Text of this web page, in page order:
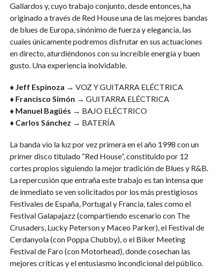
Gallardos y, cuyo trabajo conjunto, desde entonces, ha
originado a través de Red House una de las mejores bandas
de blues de Europa, sinónimo de fuerza y elegancia, las
cuales únicamente podremos disfrutar en sus actuaciones
en directo, aturdiéndonos con su increíble energía y buen
gusto. Una experiencia inolvidable.
♦ Jeff Espinoza → VOZ Y GUITARRA ELÉCTRICA
♦ Francisco Simón → GUITARRA ELÉCTRICA
♦ Manuel Bagüés → BAJO ELÉCTRICO
♦ Carlos Sánchez → BATERÍA
La banda vio la luz por vez primera en el año 1998 con un
primer disco titulado “Red House”, constituido por 12
cortes propios siguiendo la mejor tradición de Blues y R&B.
La repercusión que entraña este trabajo es tan intensa que
de inmediato se ven solicitados por los más prestigiosos
Festivales de España, Portugal y Francia, tales como el
Festival Galapajazz (compartiendo escenario con The
Crusaders, Lucky Peterson y Maceo Parker), el Festival de
Cerdanyola (con Poppa Chubby), o el Biker Meeting
Festival de Faro (con Motorhead), donde cosechan las
mejores críticas y el entusiasmo incondicional del público.